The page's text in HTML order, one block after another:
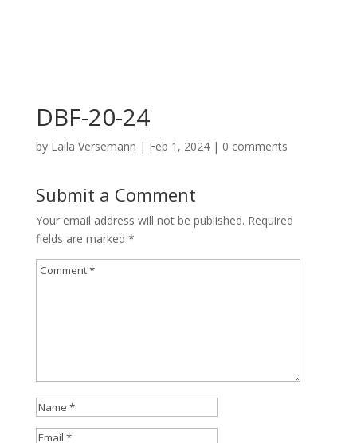
DBF-20-24
by Laila Versemann | Feb 1, 2024| 0 comments
Submit a Comment
Your email address will not be published. Required
fields are marked *